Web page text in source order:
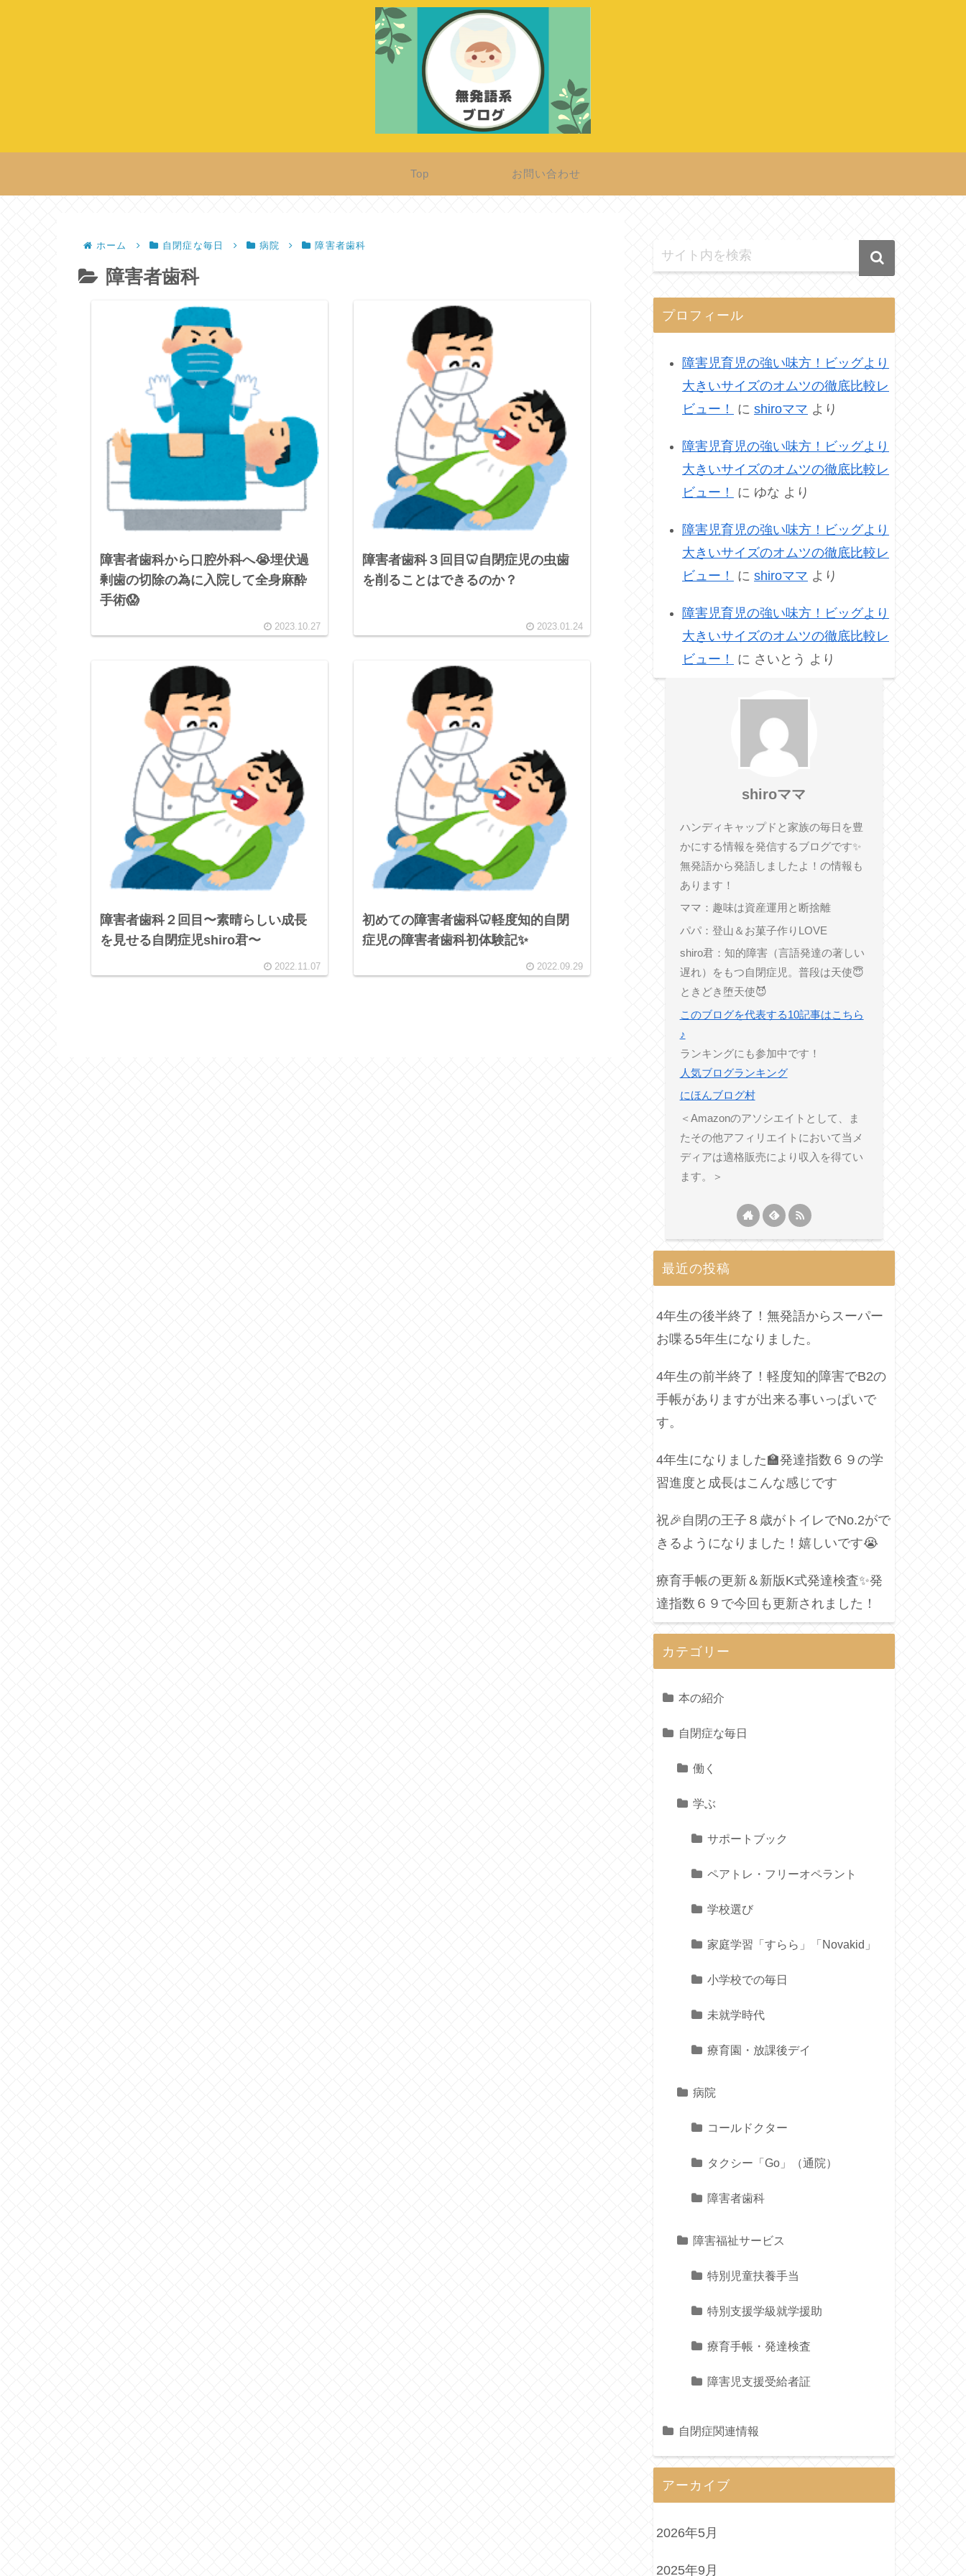
Top お問い合わせ
ホーム 自閉症な毎日 病院 障害者歯科
障害者歯科
障害者歯科から口腔外科へ😭埋伏過
剰歯の切除の為に入院して全身麻酔
手術😱
2023.10.27
障害者歯科３回目🦷自閉症児の虫歯
を削ることはできるのか？
2023.01.24
障害者歯科２回目〜素晴らしい成長
を見せる自閉症児shiro君〜
2022.11.07
初めての障害者歯科🦷軽度知的自閉
症児の障害者歯科初体験記✨
2022.09.29
プロフィール
障害児育児の強い味方！ビッグより
大きいサイズのオムツの徹底比較レ
ビュー！
に shiroママ より
障害児育児の強い味方！ビッグより
大きいサイズのオムツの徹底比較レ
ビュー！
に ゆな より
障害児育児の強い味方！ビッグより
大きいサイズのオムツの徹底比較レ
ビュー！
に shiroママ より
障害児育児の強い味方！ビッグより
大きいサイズのオムツの徹底比較レ
ビュー！
に さいとう より
shiroママ
ハンディキャップドと家族の毎日を豊
かにする情報を発信するブログです✨
無発語から発語しましたよ！の情報も
あります！
ママ：趣味は資産運用と断捨離
パパ：登山＆お菓子作りLOVE
shiro君：知的障害（言語発達の著しい
遅れ）をもつ自閉症児。普段は天使😇
ときどき堕天使😈
このブログを代表する10記事はこちら
♪
ランキングにも参加中です！
人気ブログランキング
にほんブログ村
＜Amazonのアソシエイトとして、ま
たその他アフィリエイトにおいて当メ
ディアは適格販売により収入を得てい
ます。＞
最近の投稿
4年生の後半終了！無発語からスーパー
お喋る5年生になりました。
4年生の前半終了！軽度知的障害でB2の
手帳がありますが出来る事いっぱいで
す。
4年生になりました🏫発達指数６９の学
習進度と成長はこんな感じです
祝🎉自閉の王子８歳がトイレでNo.2がで
きるようになりました！嬉しいです😭
療育手帳の更新＆新版K式発達検査✨発
達指数６９で今回も更新されました！
カテゴリー
本の紹介
自閉症な毎日
働く
学ぶ
サポートブック
ペアトレ・フリーオペラント
学校選び
家庭学習「すらら」「Novakid」
小学校での毎日
未就学時代
療育園・放課後デイ
病院
コールドクター
タクシー「Go」（通院）
障害者歯科
障害福祉サービス
特別児童扶養手当
特別支援学級就学援助
療育手帳・発達検査
障害児支援受給者証
自閉症関連情報
アーカイブ
2026年5月
2025年9月